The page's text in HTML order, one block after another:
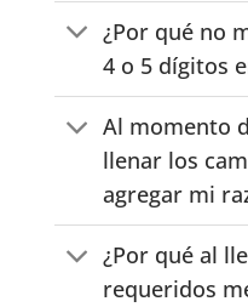
¿Por qué no
4 o 5 dígitos
Al momento
llenar los
agregar mi
¿Por qué al
requeridos